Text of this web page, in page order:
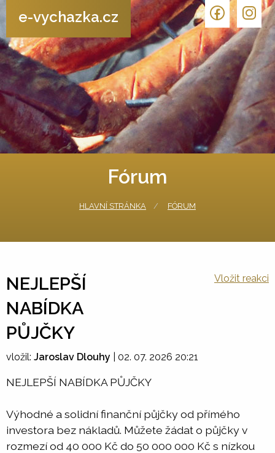
e-vychazka.cz
Fórum
HLAVNÍ STRÁNKA FÓRUM
NEJLEPŠÍ
NABÍDKA
PŮJČKY
Vložit reakci
vložil: Jaroslav Dlouhy 02. 07. 2026 20:21
NEJLEPŠÍ NABÍDKA PŮJČKY
Výhodné a solidní finanční půjčky od přímého
investora bez nákladů. Můžete žádat o půjčky v
rozmezí od 40 000 Kč do 50 000 000 Kč s nízkou